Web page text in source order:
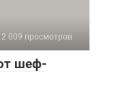
2 009 просмотров
шеф-